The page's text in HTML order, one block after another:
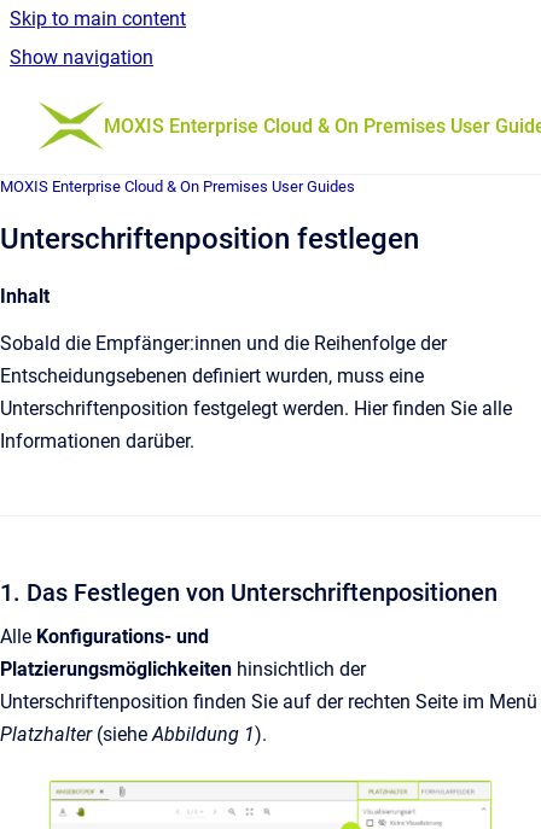
Skip to main content
Show navigation
Go to homepage
MOXIS Enterprise Cloud & On Premises User
MOXIS Enterprise Cloud & On Premises User Guides
Unterschriftenposition festlegen
Inhalt
Sobald die Empfänger:innen und die Reihenfolge der
Entscheidungsebenen definiert wurden, muss eine
Unterschriftenposition festgelegt werden. Hier finden Sie alle
Informationen darüber.
1. Das Festlegen von Unterschriftenpositionen
Alle Konfigurations- und
Platzierungsmöglichkeiten hinsichtlich der
Unterschriftenposition finden Sie auf der rechten Seite im Menü
Platzhalter (sieheAbbildung 1).